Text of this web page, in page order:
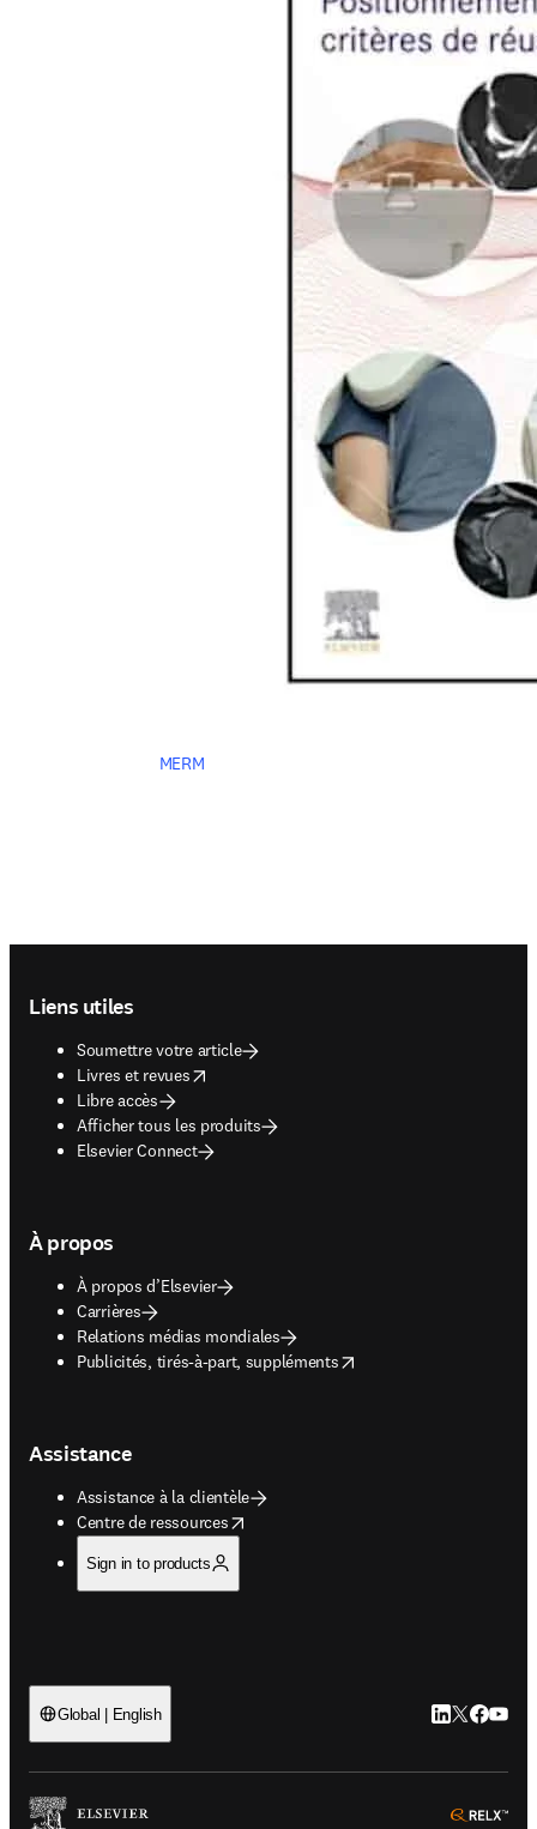
MERM
Liens utiles
Soumettre votre article
Livres et revues
opens in new tab/window
Libre accès
Afficher tous les produits
Elsevier Connect
À propos
À propos d’Elsevier
Carrières
Relations médias mondiales
Publicités, tirés-à-part, suppléments
opens in new tab/window
Assistance
Assistance à la clientèle
Centre de ressources
opens in new tab/window
Sign in to products
Global | English LinkedIn
Twitter